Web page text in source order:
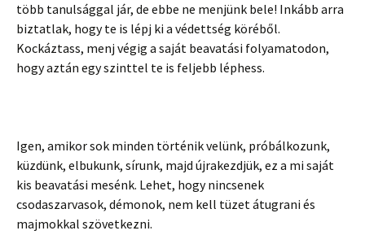
több tanulsággal jár, de ebbe ne menjünk bele! Inkább arra
biztatlak, hogy te is lépj ki a védettség köréből.
Kockáztass, menj végig a saját beavatási folyamatodon,
hogy aztán egy szinttel te is feljebb léphess.
Igen, amikor sok minden történik velünk, próbálkozunk,
küzdünk, elbukunk, sírunk, majd újrakezdjük, ez a mi saját
kis beavatási mesénk. Lehet, hogy nincsenek
csodaszarvasok, démonok, nem kell tüzet átugrani és
majmokkal szövetkezni.